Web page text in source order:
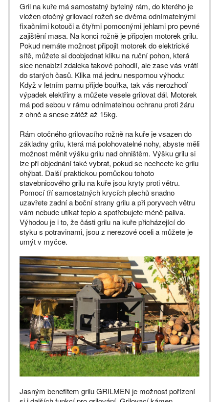
Gril na kuře má samostatný bytelný rám, do kterého je
vložen otočný grilovací rožeň se dvěma odnímatelnými
fixačními kotouči a čtyřmi pomocnými jehlami pro pevné
zajištění masa. Na konci rožně je připojen motorek grilu.
Pokud nemáte možnost připojit motorek do elektrické
sítě, můžete si doobjednat kliku na ruční pohon, která
sice nenabízí zdaleka takové pohodlí, ale zase vás vrátí
do starých časů. Klika má jednu nespornou výhodu:
Když v letním parnu přijde bouřka, tak vás nerozhodí
výpadek elektřiny a můžete vesele grilovat dál. Motorek
má pod sebou v rámu odnímatelnou ochranu proti žáru
z ohně a snese zátěž až 15kg.
Rám otočného grilovacího rožně na kuře je vsazen do
základny grilu, která má polohovatelné nohy, abyste měli
možnost měnit výšku grilu nad ohništěm. Výšku grilu si
lze při objednání také vybrat, pokud se nechcete ke grilu
ohýbat. Další praktickou pomůckou tohoto
stavebnicového grilu na kuře jsou kryty proti větru.
Pomocí tří samostatných krycích plechů snadno
uzavřete zadní a boční strany grilu a při poryvech větru
vám nebude utíkat teplo a spotřebujete méně paliva.
Výhodou je i to, že části grilu na kuře přicházející do
styku s potravinami, jsou z nerezové oceli a můžete je
umýt v myčce.
Jasným benefitem grilu GRILMEN je možnost pořízení